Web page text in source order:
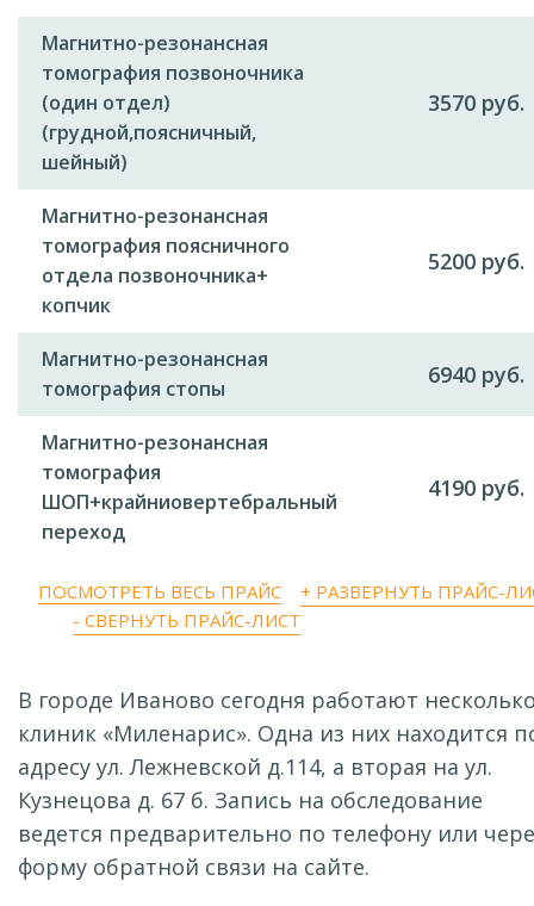
Магнитно-резонансная
томография позвоночника
(один отдел)
(грудной,поясничный,
шейный)
3570 руб.
Магнитно-резонансная
томография поясничного
отдела позвоночника+
копчик
5200 руб.
Магнитно-резонансная
томография стопы
6940 руб.
Магнитно-резонансная
томография
ШОП+крайниовертебральный
переход
4190 руб.
ПОСМОТРЕТЬ ВЕСЬ ПРАЙС
+ РАЗВЕРНУТЬ ПРАЙС-
- СВЕРНУТЬ ПРАЙС-ЛИСТ
В городе Иваново сегодня работают
клиник «Миленарис». Одна из них находится
адресу ул. Лежневской д.114, а вторая на ул.
Кузнецова д. 67 б. Запись на обследование
ведется предварительно по телефону или
форму обратной связи на сайте.